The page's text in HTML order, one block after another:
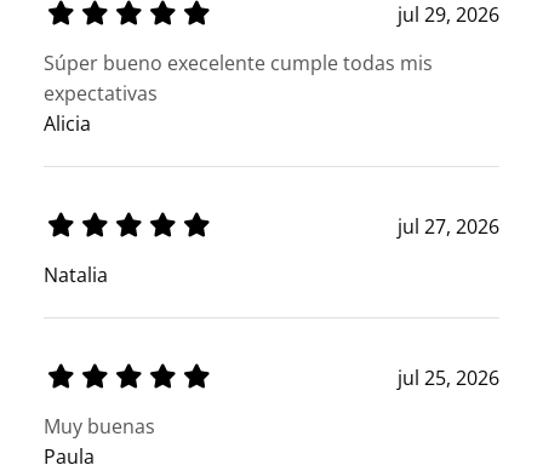
jul 29, 2026
Súper bueno execelente cumple todas mis
expectativas
Alicia
jul 27, 2026
Natalia
jul 25, 2026
Muy buenas
Paula